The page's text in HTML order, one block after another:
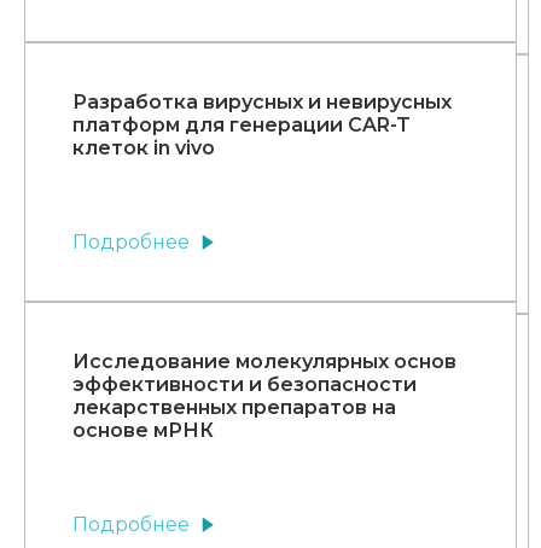
Разработка вирусных и невирусных
платформ для генерации CAR-T
клеток in vivo
Подробнее
Исследование молекулярных основ
эффективности и безопасности
лекарственных препаратов на
основе мРНК
Подробнее